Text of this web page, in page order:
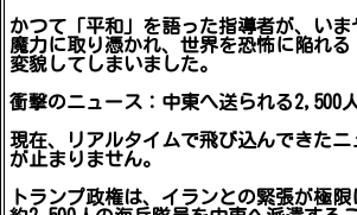
かつて「平和」を語った指導者が、いま
魔力に取り憑かれ、世界を恐怖に陥れる
変貌してしまいました。
衝撃のニュース：中東へ送られる2,500
現在、リアルタイムで飛び込んできた
が止まりません。
トランプ政権は、イランとの緊張が極